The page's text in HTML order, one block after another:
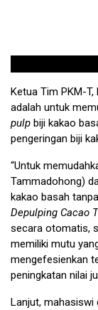
Ketua Tim PKM-
adalah untuk
pulp biji kakao
pengeringan biji
“Untuk
Tammadohong)
kakao basah
Depulping Cacao
secara otomatis,
memiliki mutu
mengefesienkan
peningkatan nilai
Lanjut, mahasiswi